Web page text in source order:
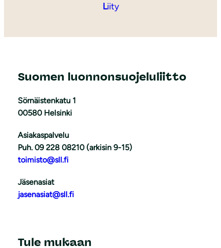
Liity
Suomen luonnonsuojeluliitto
Sörnäistenkatu 1
00580 Helsinki
Asiakaspalvelu
Puh. 09 228 08210 (arkisin 9-15)
toimisto@sll.fi
Jäsenasiat
jasenasiat@sll.fi
Tule mukaan